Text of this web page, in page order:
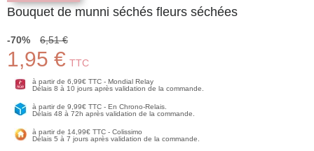
Bouquet de munni séchés fleurs séchées
-70% 6,51 €
1,95 € TTC
à partir de 6,99€ TTC - Mondial Relay
Délais 8 à 10 jours après validation de la commande.
à partir de 9,99€ TTC - En Chrono-Relais.
Délais 48 à 72h après validation de la commande.
à partir de 14,99€ TTC - Colissimo
Délais 5 à 7 jours après validation de la commande.